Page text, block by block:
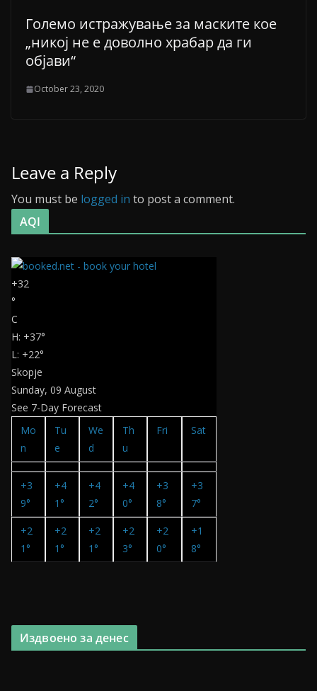
Големо истражување за маските кое
„никој не е доволно храбар да ги
објави“
October 23, 2020
Leave a Reply
You must be logged in to post a comment.
AQI
+32
°
C
H: +37°
L: +22°
Skopje
Sunday, 09 August
See 7-Day Forecast
Mo
n
Tu
e
We
d
Th
u
Fri Sat
+3
9°
+4
1°
+4
2°
+4
0°
+3
8°
+3
7°
+2
1°
+2
1°
+2
1°
+2
3°
+2
0°
+1
8°
Издвоено за денес